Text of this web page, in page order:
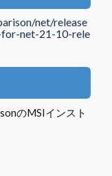
net/release
net-21-10-rele
のMSIインスト